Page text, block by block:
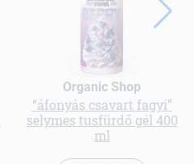
Organic Shop
“áfonyás csavart fagyi”
selymes tusfürdő gél 400
ml